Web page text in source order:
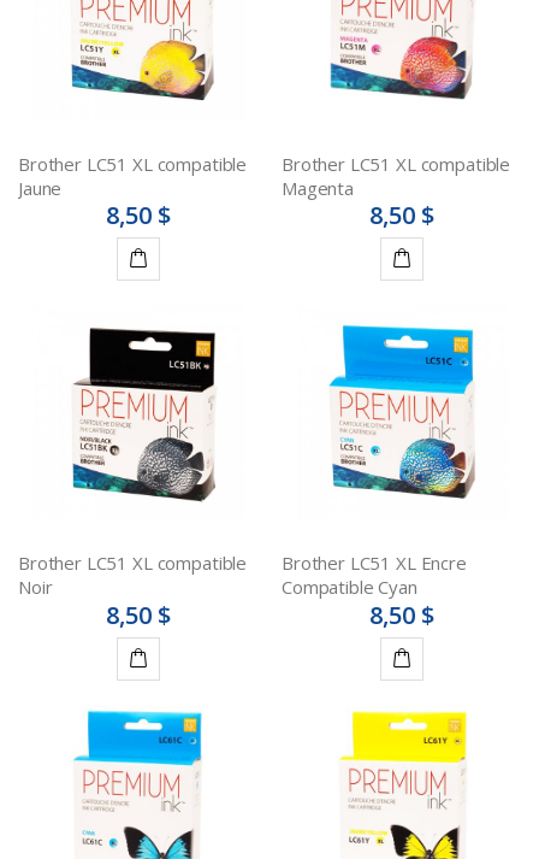
Brother LC51 XL compatible
Jaune
8,50 $
au
panier
Brother LC51 XL compatible
Magenta
8,50 $
au
panier
Brother LC51 XL compatible
Noir
8,50 $
au
panier
Brother LC51 XL Encre
Compatible Cyan
8,50 $
au
panier